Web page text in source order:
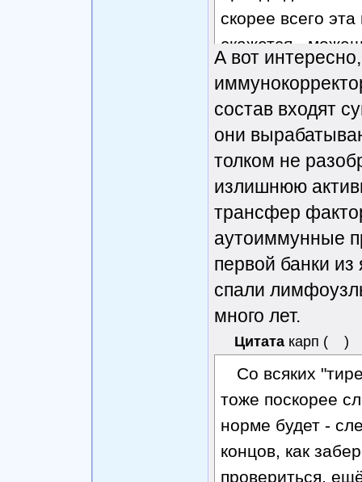
скорее всего
скажется -
А вот
состав входят
они
толком не
излишнюю
трансфер
аутоиммунные
первой банки
спали
много лет.
Цитата карп ( )
Со всяких
тоже поскорее
норме будет -
концов, как
провериться,